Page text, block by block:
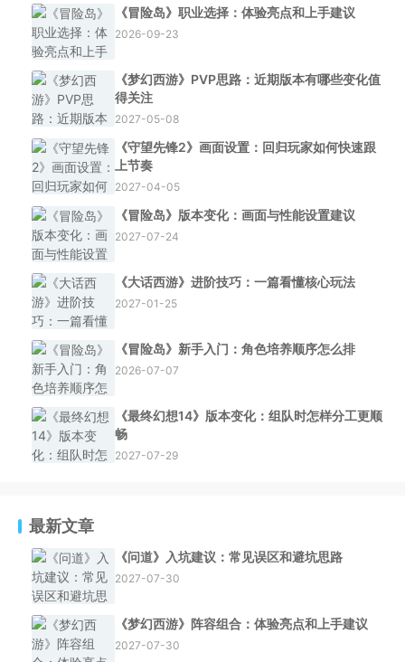
《冒险岛》职业选择：体验亮点和上手建议
2026-09-23
《梦幻西游》PVP思路：近期版本有哪些变化值
得关注
2027-05-08
《守望先锋2》画面设置：回归玩家如何快速跟
上节奏
2027-04-05
《冒险岛》版本变化：画面与性能设置建议
2027-07-24
《大话西游》进阶技巧：一篇看懂核心玩法
2027-01-25
《冒险岛》新手入门：角色培养顺序怎么排
2026-07-07
《最终幻想14》版本变化：组队时怎样分工更顺
畅
2027-07-29
最新文章
《问道》入坑建议：常见误区和避坑思路
2027-07-30
《梦幻西游》阵容组合：体验亮点和上手建议
2027-07-30